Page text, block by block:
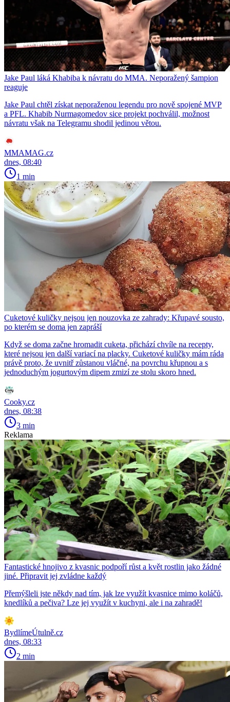
Jake Paul láká Khabiba k návratu do MMA. Neporažený šampion
reaguje
Jake Paul chtěl získat neporaženou legendu pro nově spojené MVP
a PFL. Khabib Nurmagomedov sice projekt pochválil, možnost
návratu však na Telegramu shodil jedinou větou.
MMAMAG.cz
dnes, 08:40
1 min
Cuketové kuličky nejsou jen nouzovka ze zahrady: Křupavé sousto,
po kterém se doma jen zapráší
Když se doma začne hromadit cuketa, přichází chvíle na recepty,
které nejsou jen další variací na placky. Cuketové kuličky mám ráda
právě proto, že uvnitř zůstanou vláčné, na povrchu křupnou a s
jednoduchým jogurtovým dipem zmizí ze stolu skoro hned.
Cooky.cz
dnes, 08:38
3 min
Reklama
Fantastické hnojivo z kvasnic podpoří růst a květ rostlin jako žádné
jiné. Připravit jej zvládne každý
Přemýšleli jste někdy nad tím, jak lze využít kvasnice mimo koláčů,
knedlíků a pečiva? Lze jej využít v kuchyni, ale i na zahradě!
BydlímeÚtulně.cz
dnes, 08:33
2 min